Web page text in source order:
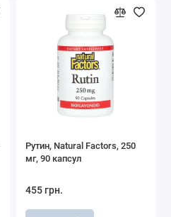
Рутин, Natural Factors, 250
мг, 90 капсул
455 грн.